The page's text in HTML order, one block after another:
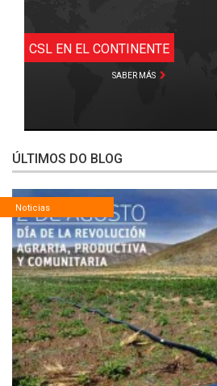
CSL EN EL CONTINENTE
SABER MÁS
ÚLTIMOS DO BLOG
Noticias